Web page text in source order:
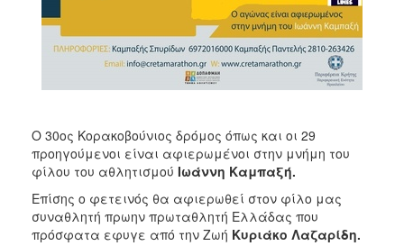
Ο 30ος Κορακοβούνιος δρόμος όπως και οι 29
προηγούμενοι είναι αφιερωμένοι στην μνήμη του
φίλου του αθλητισμού Ιωάννη Καμπαξή.
Επίσης ο φετεινός θα αφιερωθεί στον φίλο μας
συναθλητή πρωην πρωταθλητή Ελλάδας που
πρόσφατα εφυγε από την Ζωή Κυριάκο Λαζαρίδη.